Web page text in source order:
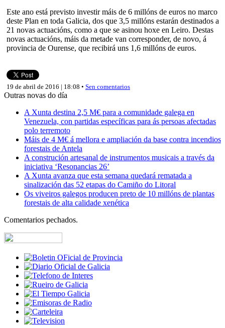
Este ano está previsto investir máis de 6 millóns de euros no marco
deste Plan en toda Galicia, dos que 3,5 millóns estarán destinados a
21 novas actuacións, como a que se asinou hoxe en Leiro. Destas
novas actuacións, máis da metade van corresponder, de novo, á
provincia de Ourense, que recibirá uns 1,6 millóns de euros.
19 de abril de 2016 | 18:08 • Sen comentarios
Outras novas do día
A Xunta destina 2,5 M€ para a comunidade galega en
Venezuela, con partidas específicas para ás persoas afectadas
polo terremoto
Máis de 4 M€ á mellora e ampliación da base contra incendios
forestais de Antela
A construción artesanal de instrumentos musicais a través da
iniciativa ‘Resonancias 26’
A Xunta avanza que esta semana quedará rematada a
sinalización das 52 etapas do Camiño do Litoral
Os viveiros galegos producen preto de 10 millóns de plantas
forestais de alta calidade xenética
Comentarios pechados.